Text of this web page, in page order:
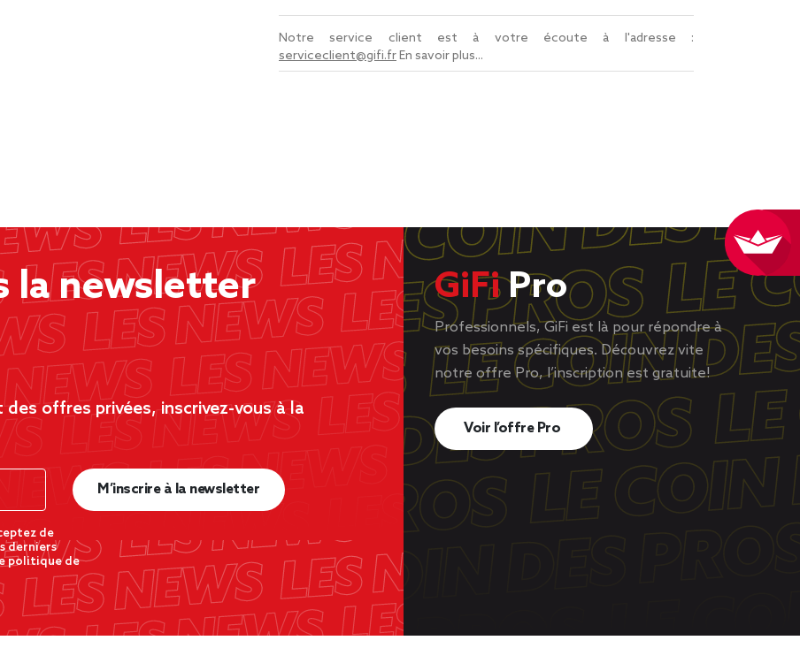
Notre service client est à votre écoute à l'adresse :
serviceclient@gifi.frEn savoir plus...
la newsletter
offres privées, inscrivez-vous à la
de
derniers
politique de
M’inscrire à la newsletter
GiFiPro
Professionnels, GiFi est là pour répondre à
vos besoins spécifiques. Découvrez vite
notre offre Pro, l’inscription est gratuite!
Voir l’offre Pro